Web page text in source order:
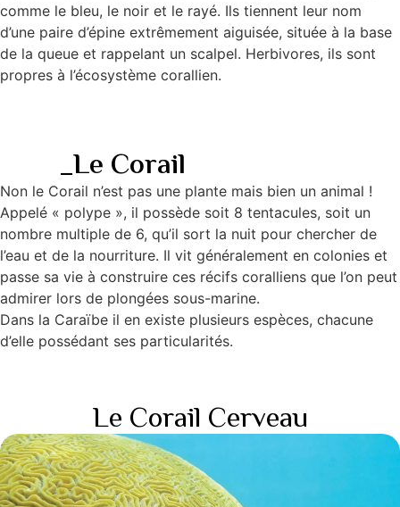
comme le bleu, le noir et le rayé. Ils tiennent leur nom
d’une paire d’épine extrêmement aiguisée, située à la base
de la queue et rappelant un scalpel. Herbivores, ils sont
propres à l’écosystème corallien.
_Le Corail
Non le Corail n’est pas une plante mais bien un animal !
Appelé « polype », il possède soit 8 tentacules, soit un
nombre multiple de 6, qu’il sort la nuit pour chercher de
l’eau et de la nourriture. Il vit généralement en colonies et
passe sa vie à construire ces récifs coralliens que l’on peut
admirer lors de plongées sous-marine.
Dans la Caraïbe il en existe plusieurs espèces, chacune
d’elle possédant ses particularités.
Le Corail Cerveau